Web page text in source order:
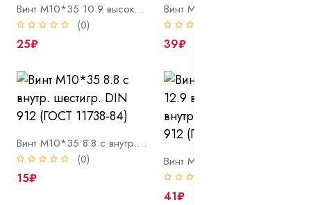
Винт М10*35 10.9 высокопрочный потай с внутр. шестигр. DIN 7991 оцинк
(0)
25₽ 39₽
Винт М10*35 8.8 с внутр. шестигр. DIN 912 (ГОСТ 11738-84)
(0)
15₽
41₽